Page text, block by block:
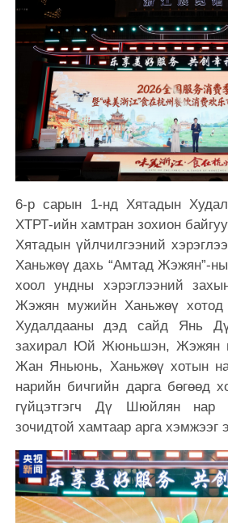
6-р сарын 1-нд Хятадын
ХТРТ-ийн хамтран зохион
Хятадын үйлчилгээний
Ханьжөү дахь “Амтад Жэжян”-
хоол ундны хэрэглээний
Жэжян мужийн Ханьжөү хотод
Худалдааны дэд сайд Янь
захирал Юй Жюньшэн, Жэжян
Жан Яньюнь, Ханьжөү хотын
нарийн бичгийн дарга бөгөөд
гүйцэтгэгч Дү Шюйлян нар
зочидтой хамтаар арга хэмжээг